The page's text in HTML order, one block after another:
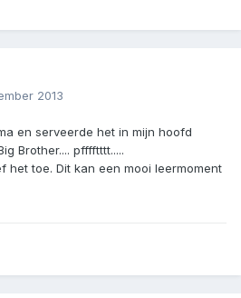
2013
en serveerde het in mijn hoofd
Brother.... pfffftttt.....
het toe. Dit kan een mooi leermoment